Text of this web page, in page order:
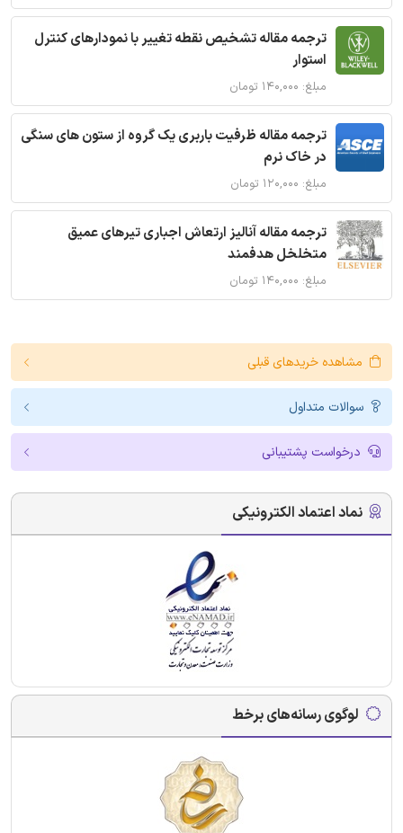
ترجمه مقاله تشخیص نقطه تغییر با نمودارهای کنترل
استوار
مبلغ: ۱۴۰,۰۰۰ تومان
ترجمه مقاله ظرفیت باربری یک گروه از ستون های سنگی
در خاک نرم
مبلغ: ۱۲۰,۰۰۰ تومان
ترجمه مقاله آنالیز ارتعاش اجباری تیرهای عمیق
متخلخل هدفمند
مبلغ: ۱۴۰,۰۰۰ تومان
مشاهده خریدهای قبلی
سوالات متداول
درخواست پشتیبانی
نماد اعتماد الکترونیکی
لوگوی رسانه‌های برخط